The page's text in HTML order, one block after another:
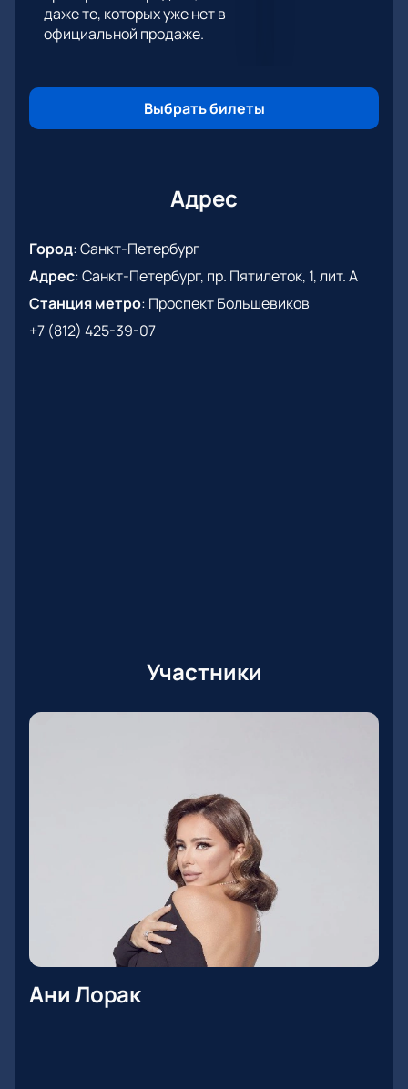
лучшие места, чтобы насладиться великолепным
выступлением Ани Лорак в полной мере. Купить
мир настоящего искусства и вдохновения вместе с
одной из самых ярких звезд современной сцены.
даже те, которых уже нет в
официальной продаже.
Выбрать билеты
Адрес
Город:Санкт-Петербург
Адрес:Санкт-Петербург, пр. Пятилеток, 1, лит. А
Станция метро: Проспект Большевиков
+7 (812) 425-39-07
Участники
Ани Лорак